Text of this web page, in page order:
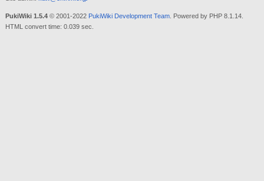
PukiWiki 1.5.4© 2001-2022 PukiWiki Development Team. Powered by PHP 8.1.14.
HTML convert time: 0.039 sec.